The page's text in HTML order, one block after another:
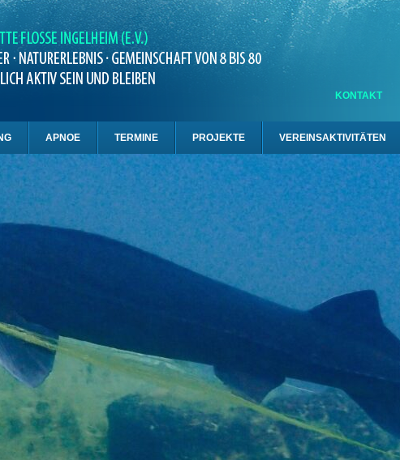
KONTAKT
APNOE TERMINE PROJEKTE VEREINSAKTIVITÄTEN